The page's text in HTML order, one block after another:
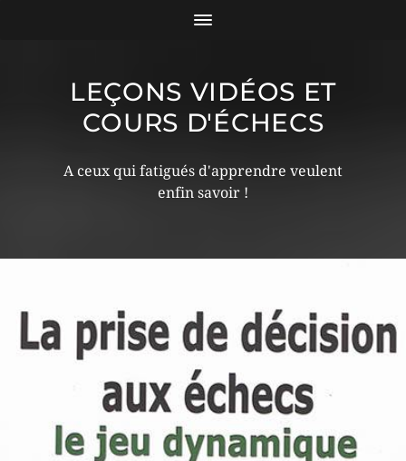
LEÇONS VIDÉOS ET
COURS D'ÉCHECS
A ceux qui fatigués d'apprendre veulent
enfin savoir !